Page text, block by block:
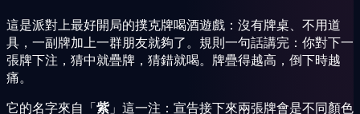
這是派對上最好開局的撲克牌喝酒遊戲：沒有牌桌、不用道
具，一副牌加上一群朋友就夠了。規則一句話講完：你對下一
張牌下注，猜中就疊牌，猜錯就喝。牌疊得越高，倒下時越
痛。
它的名字來自「紫」這一注：宣告接下來兩張牌會是不同顏色